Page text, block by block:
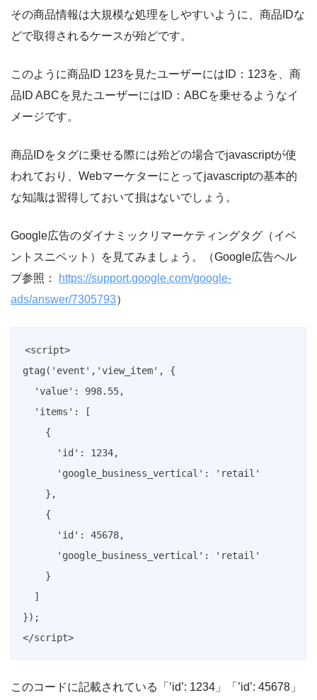
その商品情報は大規模な処理をしやすいように、商品IDな
どで取得されるケースが殆どです。
このように商品ID 123を見たユーザーにはID：123を、商
品ID ABCを見たユーザーにはID：ABCを乗せるようなイ
メージです。
商品IDをタグに乗せる際には殆どの場合でjavascriptが使
われており、Webマーケターにとってjavascriptの基本的
な知識は習得しておいて損はないでしょう。
Google広告のダイナミックリマーケティングタグ（イベ
ントスニペット）を見てみましょう。（Google広告ヘル
プ参照：
https://support.google.com/google-
ads/answer/7305793）
<script>
gtag('event','view_item', {
});
</script>
このコードに記載されている「’id’: 1234」「’id’: 45678」